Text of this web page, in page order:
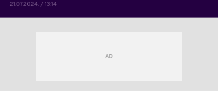
21.07.2024. / 13:14